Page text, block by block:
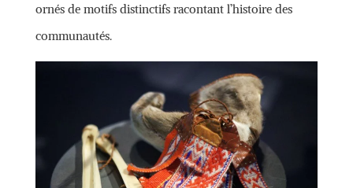
ornés de motifs distinctifs racontant l’histoire des
communautés.